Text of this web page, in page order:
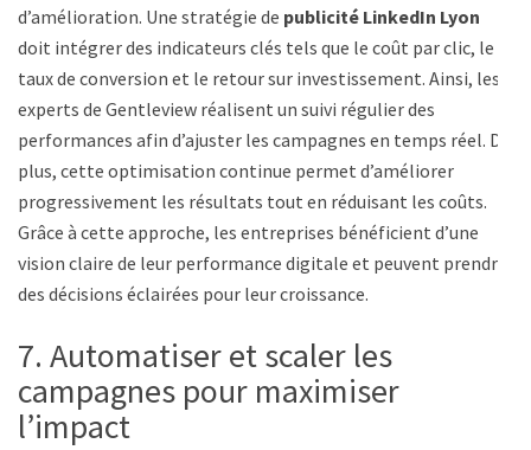
d’amélioration. Une stratégie de publicité LinkedIn Lyon
doit intégrer des indicateurs clés tels que le coût par clic, le
taux de conversion et le retour sur investissement. Ainsi, les
experts de Gentleview réalisent un suivi régulier des
performances afin d’ajuster les campagnes en temps réel. De
plus, cette optimisation continue permet d’améliorer
progressivement les résultats tout en réduisant les coûts.
Grâce à cette approche, les entreprises bénéficient d’une
vision claire de leur performance digitale et peuvent prendre
des décisions éclairées pour leur croissance.
7. Automatiser et scaler les
campagnes pour maximiser
l’impact